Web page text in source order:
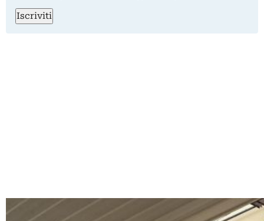
Iscriviti